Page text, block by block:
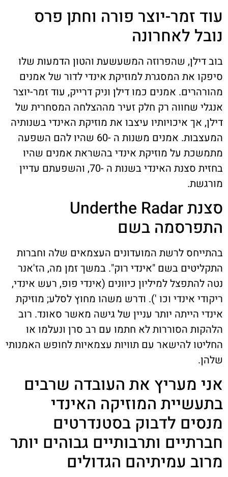
עוד זמר-יוצר פורה וחתן פרס
נובל לאחרונה
בוב דילן, שהפרוזה המשעשעת והטון הדמעות שלו
סיפקו את המסגרת למוזיקת אינדי לדור של אמנים
מהורהרים. אמנים כמו דילן וניק דרייק, עוד זמר-יוצר
אנגלי שחווה רק חלק זעיר מההצלחה המסחרית של
דילן, אך איכויותיו עיצבו את מוזיקת האינדי בשנותיה
המעצבות. אמנים משנות ה -60 שהיו להם השפעה
מתמשכת על מוזיקת אינדי בהשראת אמנים שהיו
בחזית סצנת האינדי בשנות ה -70, והשפעתם עדיין
מורגשת.
סצנת Underthe Radar
התפרסמה בשם
בהתייחס לרשת המועדונים העצמאים שלה וחברות
התקליטים בשם "אינדי רוק". במשך זמן מה, הז'אנר
נטה להתפצל למיליון כיוונים (אינדי פופ, רעש אינדי,
ריקודי אינדי וכו '). ודרש משהו מחוץ לסלע; מוזיקת
אינדי הייתה יותר עניין של גישה מאשר סאונד. רוב
הלהקות הסוררות לא חתמו עם רב סרן ונעלמו או
החליטו להישאר עם תוויות עצמאיות לחופש האמנותי
שלהן.
אני מעריץ את העובדה שרבים
בתעשיית המוזיקה האינדי
מנסים לדבוק בסטנדרטים
חברתיים ותרבותיים גבוהים יותר
מרוב עמיתיהם הגדולים